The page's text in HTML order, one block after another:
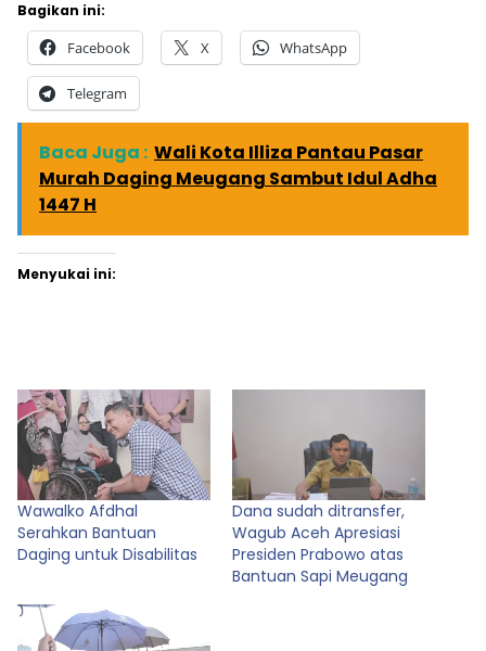
Bagikan ini:
Facebook X WhatsApp
Telegram
Baca Juga : Wali Kota Illiza Pantau Pasar
Murah Daging Meugang Sambut Idul Adha
1447 H
Menyukai ini:
Wawalko Afdhal
Serahkan Bantuan
Daging untuk Disabilitas
Dana sudah ditransfer,
Wagub Aceh Apresiasi
Presiden Prabowo atas
Bantuan Sapi Meugang